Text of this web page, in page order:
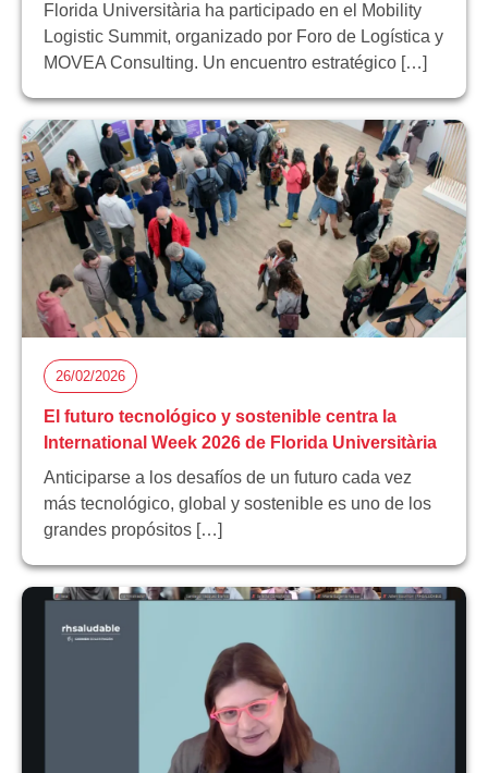
Florida Universitària ha participado en el Mobility
Logistic Summit, organizado por Foro de Logística y
MOVEA Consulting. Un encuentro estratégico […]
26/02/2026
El futuro tecnológico y sostenible centra la
International Week 2026 de Florida Universitària
Anticiparse a los desafíos de un futuro cada vez
más tecnológico, global y sostenible es uno de los
grandes propósitos […]